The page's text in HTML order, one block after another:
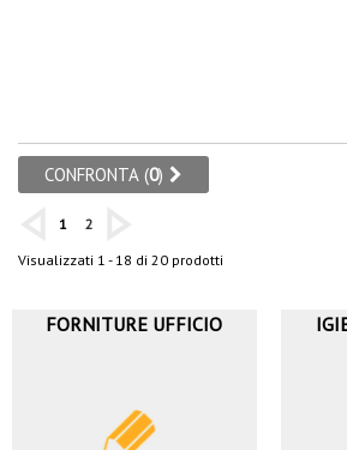
CONFRONTA (0)
1
2
Visualizzati 1 - 18 di 20 prodotti
FORNITURE UFFICIO